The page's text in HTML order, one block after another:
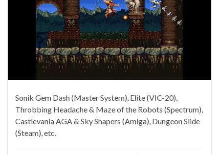
Sonik Gem Dash (Master System), Elite (VIC-20),
Throbbing Headache & Maze of the Robots (Spectrum),
Castlevania AGA & Sky Shapers (Amiga), Dungeon Slide
(Steam), etc.